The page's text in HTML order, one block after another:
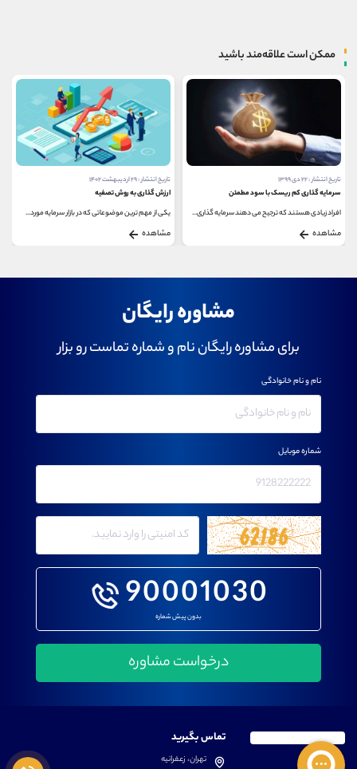
ممکن است علاقه‌مند باشید
تاریخ انتشار : ۲۲ دی ۱۳۹۹
سرمایه گذاری کم ریسک با سود مطمئن
افراد زیادی هستند که ترجیح می دهند سرمایه گذاری...
مشاهده
تاریخ انتشار : ۲۹ اردیبهشت ۱۴۰۲
ارزش گذاری به روش تصفیه
یکی از مهم ترین موضوعاتی که در بازار سرمایه مورد...
مشاهده
مشاوره رایگان
برای مشاوره رایگان نام و شماره تماست رو بزار
90001030
بدون پیش شماره
نام و نام خانوادگی
شماره موبایل
تماس بگیرید
تهران، زعفرانیه